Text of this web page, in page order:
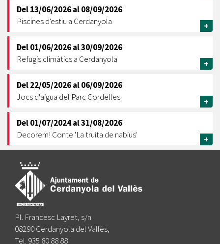
Del13/06/2026al08/09/2026
Piscines d'estiu a Cerdanyola
+
Del01/06/2026al30/09/2026
Refugis climàtics a Cerdanyola
+
Del22/05/2026al06/09/2026
Jocs d'aigua del Parc Cordelles
+
Del01/07/2024al31/08/2026
Decorem! Conte 'La truita de nabius'
+
Pl. Francesc Layret, s/n
08290 Cerdanyola del Vallès,
Tel. 935 80 88 88